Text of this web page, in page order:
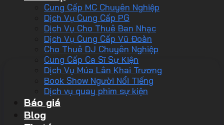
Cung Cấp MC Chuyên Nghiệp
Dịch Vụ Cung Cấp PG
Dịch Vụ Cho Thuê Ban Nhạc
Dịch Vụ Cung Cấp Vũ Đoàn
Cho Thuê DJ Chuyên Nghiệp
Cung Cấp Ca Sĩ Sự Kiện
Dịch Vụ Múa Lân Khai Trương
Book Show Người Nổi Tiếng
Dịch vụ quay phim sự kiện
Báo giá
Blog